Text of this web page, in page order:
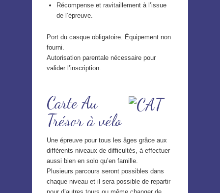
Récompense et ravitaillement à l’issue
de l’épreuve.
Port du casque obligatoire. Équipement non
fourni.
Autorisation parentale nécessaire pour
valider l’inscription.
Carte Au
Trésor à vélo
Une épreuve pour tous les âges grâce aux
différents niveaux de difficultés, à effectuer
aussi bien en solo qu’en famille.
Plusieurs parcours seront possibles dans
chaque niveau et il sera possible de repartir